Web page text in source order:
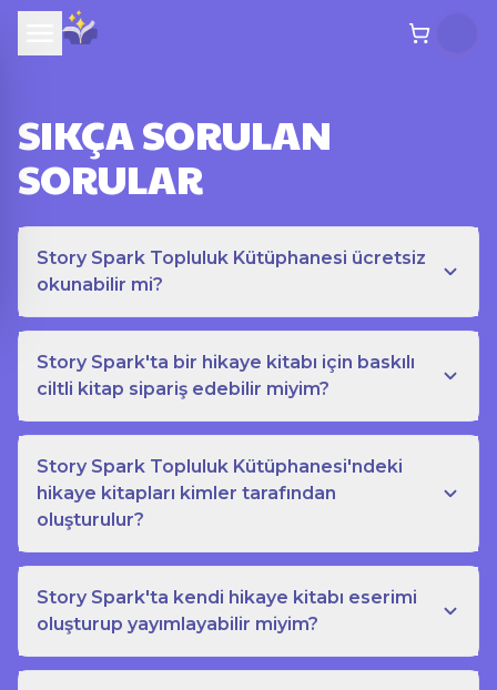
SIKÇA SORULAN
SORULAR
Story Spark Topluluk Kütüphanesi ücretsiz
okunabilir mi?
Story Spark'ta bir hikaye kitabı için baskılı
ciltli kitap sipariş edebilir miyim?
Story Spark Topluluk Kütüphanesi'ndeki
hikaye kitapları kimler tarafından
oluşturulur?
Story Spark'ta kendi hikaye kitabı eserimi
oluşturup yayımlayabilir miyim?